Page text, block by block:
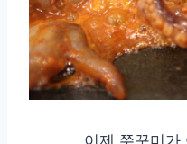
이제 쭈꾸미가